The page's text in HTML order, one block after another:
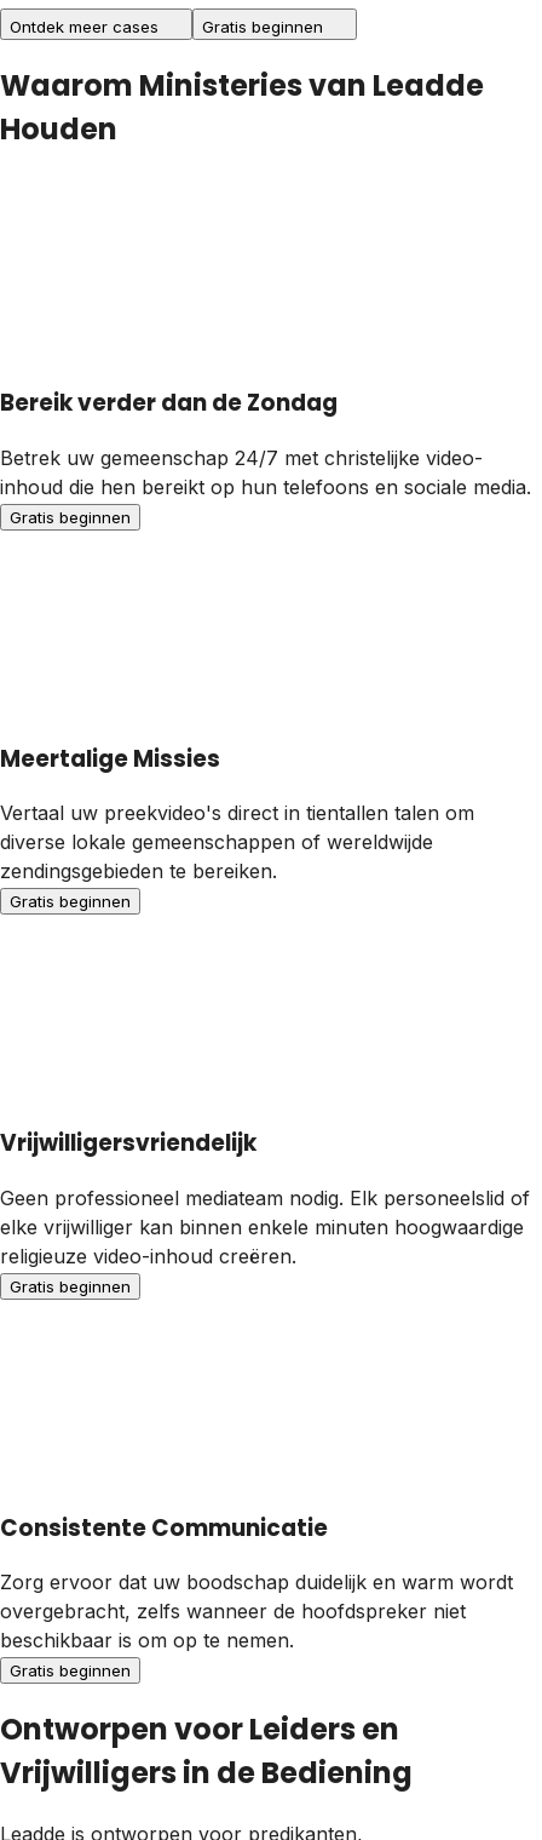
Ontdek meer cases Gratis beginnen
Waarom Ministeries van Leadde
Houden
Bereik verder dan de Zondag
Betrek uw gemeenschap 24/7 met christelijke video-
inhoud die hen bereikt op hun telefoons en sociale media.
Gratis beginnen
Meertalige Missies
Vertaal uw preekvideo's direct in tientallen talen om
diverse lokale gemeenschappen of wereldwijde
zendingsgebieden te bereiken.
Gratis beginnen
Vrijwilligersvriendelijk
Geen professioneel mediateam nodig. Elk personeelslid of
elke vrijwilliger kan binnen enkele minuten hoogwaardige
religieuze video-inhoud creëren.
Gratis beginnen
Consistente Communicatie
Zorg ervoor dat uw boodschap duidelijk en warm wordt
overgebracht, zelfs wanneer de hoofdspreker niet
beschikbaar is om op te nemen.
Gratis beginnen
Ontworpen voor Leiders en
Vrijwilligers in de Bediening
Leadde is ontworpen voor predikanten,